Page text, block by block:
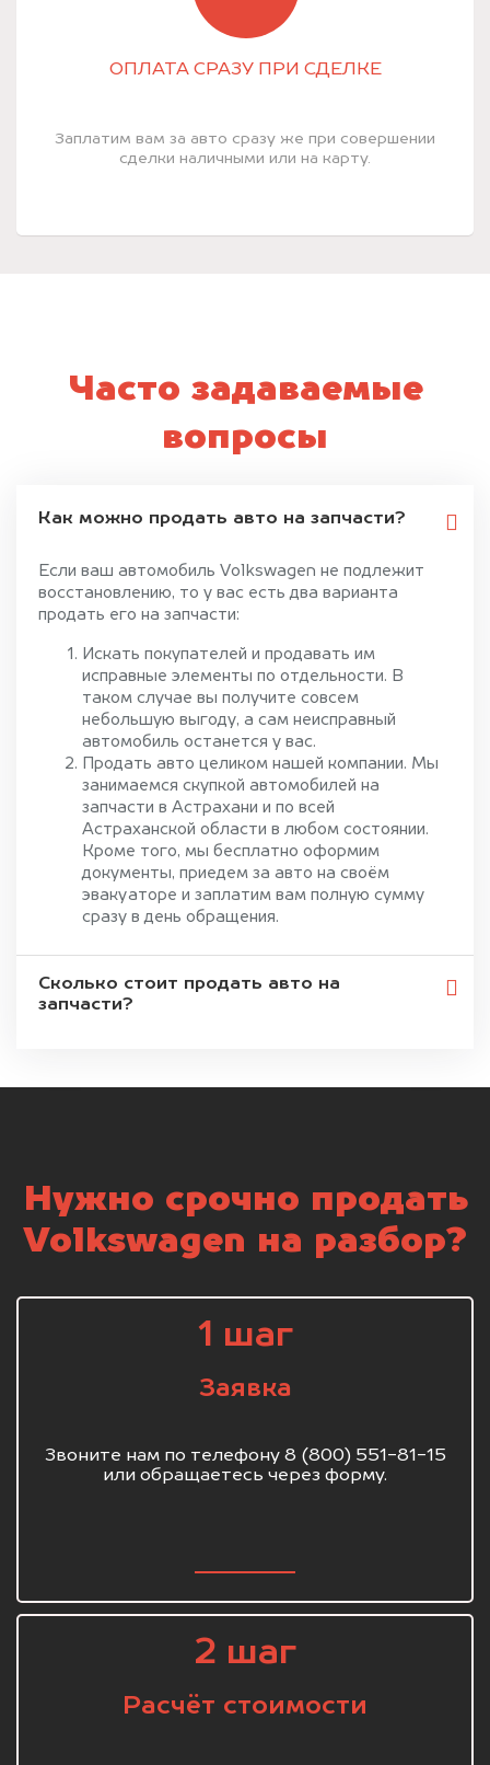
ОПЛАТА СРАЗУ ПРИ СДЕЛКЕ
Заплатим вам за авто сразу же при совершении
сделки наличными или на карту.
Часто задаваемые
вопросы
Как можно продать авто на запчасти?
Если ваш автомобиль Volkswagen не подлежит
восстановлению, то у вас есть два варианта
продать его на запчасти:
Искать покупателей и продавать им
исправные элементы по отдельности. В
таком случае вы получите совсем
небольшую выгоду, а сам неисправный
автомобиль останется у вас.
Продать авто целиком нашей компании. Мы
занимаемся скупкой автомобилей на
запчасти в Астрахани и по всей
Астраханской области в любом состоянии.
Кроме того, мы бесплатно оформим
документы, приедем за авто на своём
эвакуаторе и заплатим вам полную сумму
сразу в день обращения.
Сколько стоит продать авто на
запчасти?
Нужно срочно продать
Volkswagen на разбор?
1 шаг
Заявка
Звоните нам по телефону 8 (800) 551-81-15
или обращаетесь через форму.
2 шаг
Расчёт стоимости